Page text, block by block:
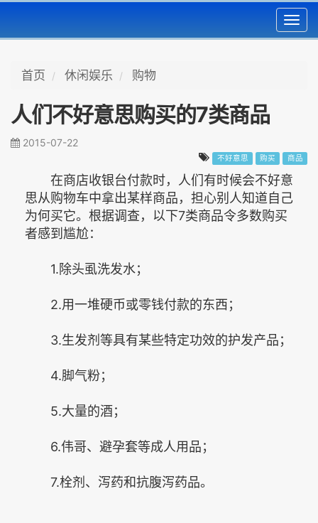
首页 休闲娱乐 购物
人们不好意思购买的7类商品
2015-07-22
不好意思 购买 商品
在商店收银台付款时，人们有时候会不好意
思从购物车中拿出某样商品，担心别人知道自己
为何买它。根据调查，以下7类商品令多数购买
者感到尴尬：
1.除头虱洗发水；
2.用一堆硬币或零钱付款的东西；
3.生发剂等具有某些特定功效的护发产品；
4.脚气粉；
5.大量的酒；
6.伟哥、避孕套等成人用品；
7.栓剂、泻药和抗腹泻药品。